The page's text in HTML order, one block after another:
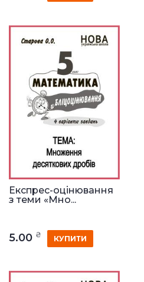
Експрес-оцінювання
з теми «Мно...
5.00 ₴ КУПИТИ